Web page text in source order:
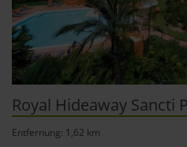
Royal Hideaway Sancti
Entfernung: 1,62 km